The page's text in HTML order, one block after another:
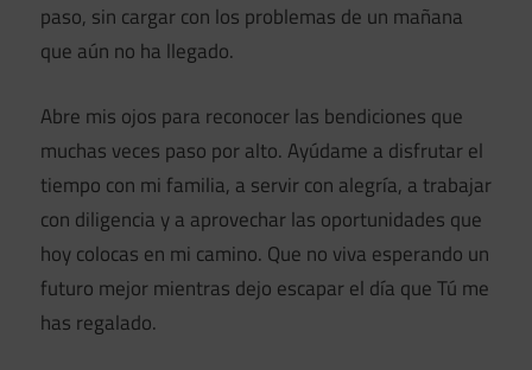
paso, sin cargar con los problemas de un mañana
que aún no ha llegado.
Abre mis ojos para reconocer las bendiciones que
muchas veces paso por alto. Ayúdame a disfrutar el
tiempo con mi familia, a servir con alegría, a trabajar
con diligencia y a aprovechar las oportunidades que
hoy colocas en mi camino. Que no viva esperando un
futuro mejor mientras dejo escapar el día que Tú me
has regalado.